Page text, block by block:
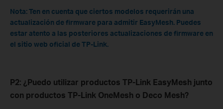
Nota: Ten en cuenta que ciertos modelos requerirán una
actualización de firmware para admitir EasyMesh. Puedes
estar atento a las posteriores actualizaciones de firmware en
el sitio web oficial de TP-Link.
P2: ¿Puedo utilizar productos TP-Link EasyMesh junto
con productos TP-Link OneMesh o Deco Mesh?